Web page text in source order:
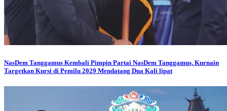
NasDem Tanggamus Kembali Pimpin Partai NasDem Tanggamus, Kurnain
Targetkan Kursi di Pemilu 2029 Mendatang Dua Kali lipat